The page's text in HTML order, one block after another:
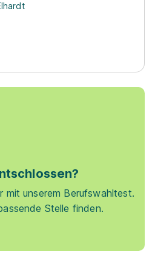
mit unserem Berufswahltest.
Stelle finden.